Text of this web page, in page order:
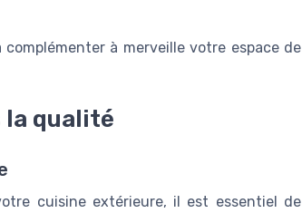
complémenter à merveille votre espace de
la qualité
cuisine extérieure, il est essentiel de